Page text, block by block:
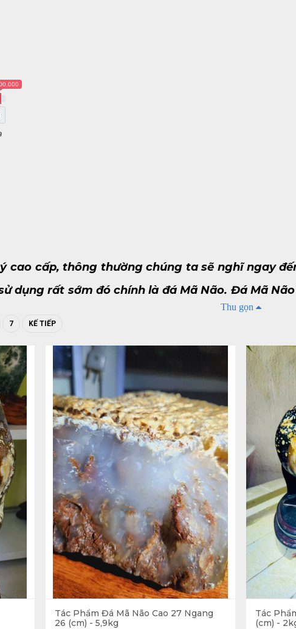
cao cấp, thông thường chúng ta sẽ nghĩ ngay
dụng rất sớm đó chính là đá Mã Não. Đá Mã
ứng dụng phổ biến trong trang sức, trang
này nhé!
thuộc loại chalcedony, là một dạng vi tinh thể của
hiển vi với độ phóng đại lớn. Nhìn chung, không phải
loại đá bán quý.
Thu gọn
7 KẾ TIẾP
Tác Phẩm Đá Mã Não Cao 27 Ngang
26 (cm) - 5,9kg
Tác
(cm) -